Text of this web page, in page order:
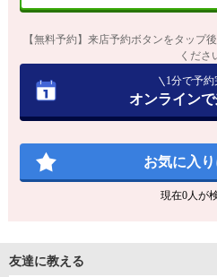
【無料予約】来店予約ボタンをタップ
くださ
1分で予約
オンライン
お気に入
現在0人が
友達に教える